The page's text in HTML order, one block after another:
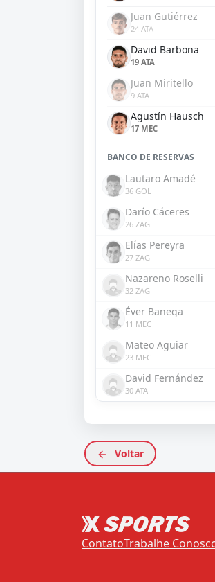
Juan Gutiérrez
24 ATA
David Barbona
19 ATA
Juan Miritello
9 ATA
Agustín Hausch
17 MEC
BANCO DE RESERVAS
Lautaro Amadé
36 GOL
Darío Cáceres
26 ZAG
Elías Pereyra
27 ZAG
Nazareno Roselli
32 ZAG
Éver Banega
11 MEC
Mateo Aguiar
23 MEC
David Fernández
30 ATA
Voltar
ContatoTrabalhe